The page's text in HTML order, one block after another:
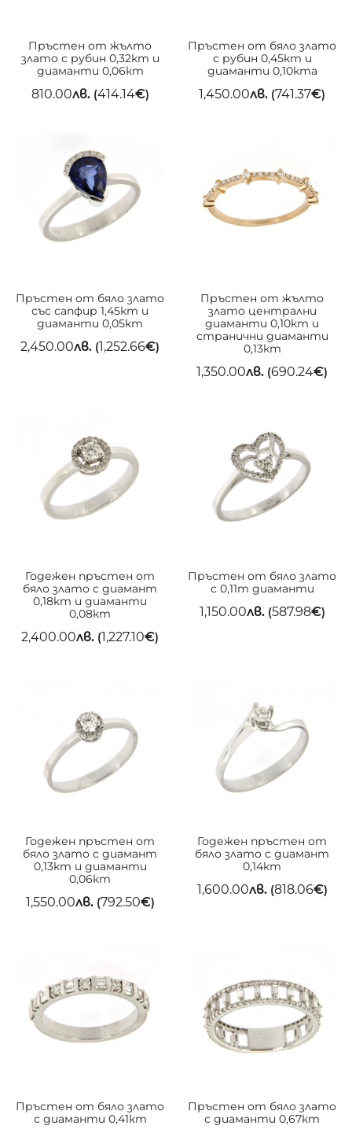
Пръстен от жълто
злато с рубин 0,32кт и
диаманти 0,06кт
810.00лв.(414.14€)
Пръстен от бяло злато
с рубин 0,45кт и
диаманти 0,10кта
1,450.00лв. (741.37€)
Пръстен от бяло злато
със сапфир 1,45кт и
диаманти 0,05кт
2,450.00лв. (1,252.66€)
Пръстен от жълто
злато централни
диаманти 0,10кт и
странични диаманти
0,13кт
1,350.00лв. (690.24€)
Годежен пръстен от
бяло злато с диамант
0,18кт и диаманти
0,08кт
2,400.00лв. (1,227.10€)
Пръстен от бяло злато
с 0,11т диаманти
1,150.00лв.(587.98€)
Годежен пръстен от
бяло злато с диамант
0,13кт и диаманти
0,06кт
1,550.00лв.(792.50€)
Годежен пръстен от
бяло злато с диамант
0,14кт
1,600.00лв.(818.06€)
Пръстен от бяло злато
с диаманти 0,41кт
Пръстен от бяло злато
с диаманти 0,67кт